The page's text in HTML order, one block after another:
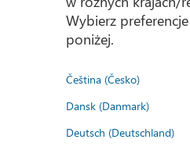
Wybierz
poniżej.
Čeština (Česko)
Dansk (Danmark)
Deutsch (Deutschland)